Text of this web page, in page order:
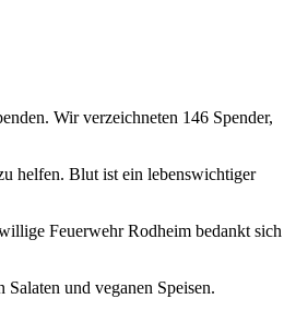
Wir verzeichneten 146 Spender,
helfen. Blut ist ein lebenswichtiger
Feuerwehr Rodheim bedankt sich
und veganen Speisen.